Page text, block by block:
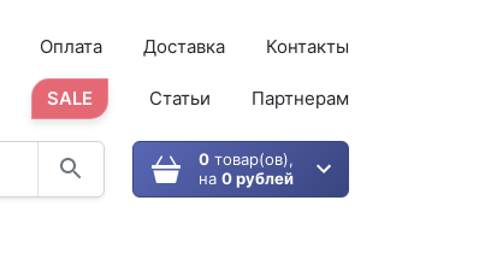
Оплата Доставка Контакты
SALE Статьи Партнерам
0товар(ов),
на 0 рублей